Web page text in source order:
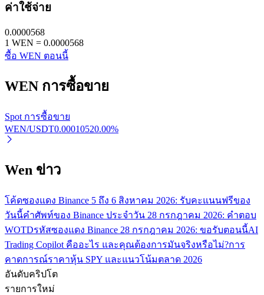
พันธมิตร Bitrue
มากถึง 65% คอมมิชชั่น!
การแนะนำ
เชิญเพื่อนเพื่อรับรางวัลเงินสด
Deposit CASHCAT & Win
ค่าใช้จ่าย
0.0000568
1 WEN = 0.0000568
ซื้อ WEN ตอนนี้
WEN การซื้อขาย
Spot การซื้อขาย
WEN/USDT0.00010520.00%
Wen ข่าว
โค้ดซองแดง Binance 5 ถึง 6 สิงหาคม 2026: รับคะแนนฟรีของ
วันนี้คำศัพท์ของ Binance ประจำวัน 28 กรกฎาคม 2026: คำตอบ
WOTDรหัสซองแดง Binance 28 กรกฎาคม 2026: ขอรับตอนนี้AI
Trading Copilot คืออะไร และคุณต้องการมันจริงหรือไม่?การ
คาดการณ์ราคาหุ้น SPY และแนวโน้มตลาด 2026
อันดับคริปโต
รายการใหม่